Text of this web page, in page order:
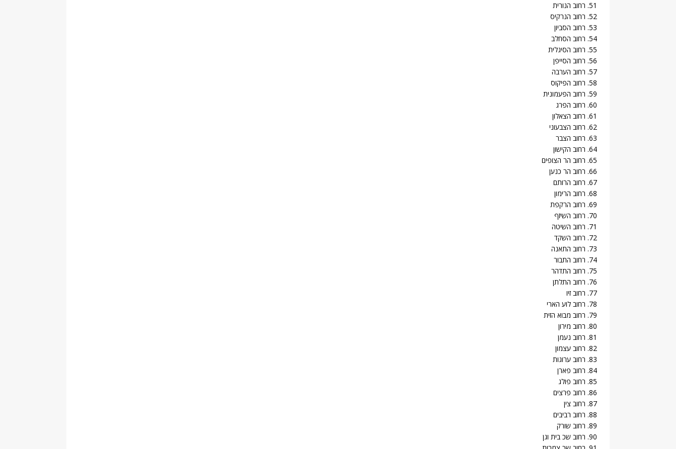
51. רחוב הנורית
52. רחוב הנרקיס
53. רחוב הסביון
54. רחוב הסחלב
55. רחוב הסיגלית
56. רחוב הסייפן
57. רחוב הערבה
58. רחוב הפיקוס
59. רחוב הפעמונית
60. רחוב הפרג
61. רחוב הצאלון
62. רחוב הצבעוני
63. רחוב הצבר
64. רחוב הקישון
65. רחוב הר הצופים
66. רחוב הר כנען
67. רחוב הרותם
68. רחוב הרימון
69. רחוב הרקפת
70. רחוב השיזף
71. רחוב השיטה
72. רחוב השקד
73. רחוב התאנה
74. רחוב התבור
75. רחוב התדהר
76. רחוב התלתן
77. רחוב זיו
78. רחוב לוע הארי
79. רחוב מבוא הזית
80. רחוב מירון
81. רחוב נעמן
82. רחוב עצמון
83. רחוב ערוגות
84. רחוב פארן
85. רחוב פולג
86. רחוב פרצים
87. רחוב צין
88. רחוב רביבים
89. רחוב שורק
90. רחוב שכ בית וגן